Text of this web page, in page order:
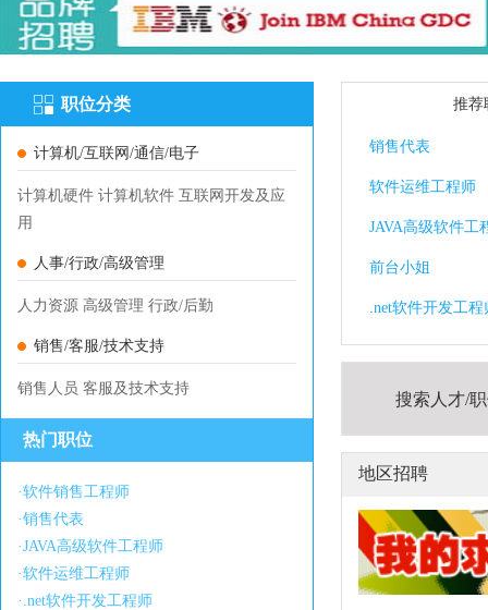
职位分类
计算机/互联网/通信/电子
计算机硬件 计算机软件 互联网开发及应
用
人事/行政/高级管理
人力资源 高级管理 行政/后勤
销售/客服/技术支持
销售人员 客服及技术支持
热门职位
·软件销售工程师
·销售代表
·JAVA高级软件工程师
·软件运维工程师
· .net软件开发工程师
推荐
销售代表
软件运维工程师
JAVA高级软件工
前台小姐
.net软件开发工程
搜索人才/
地区招聘